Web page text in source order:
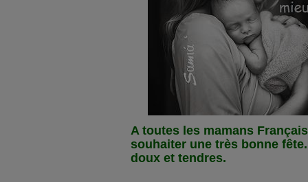
A toutes les mamans
souhaiter une très bonne
doux et tendres.